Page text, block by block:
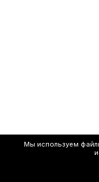
Мы используем